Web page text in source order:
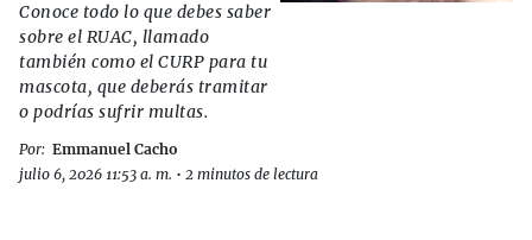
Conoce todo lo que debes saber
sobre el RUAC, llamado
también como el CURP para tu
mascota, que deberás tramitar
o podrías sufrir multas.
Por: Emmanuel Cacho
julio 6, 2026 11:53 a. m. • 2 minutos de lectura